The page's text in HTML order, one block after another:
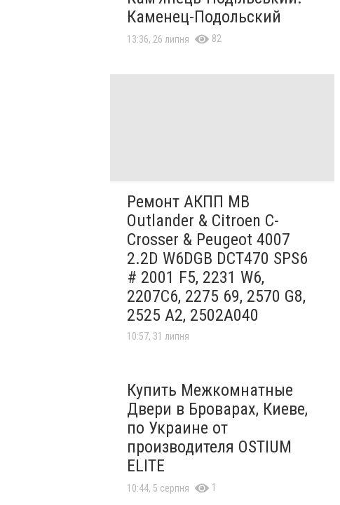
Каменец-Подольский
13:36, 26 липня 82
Ремонт АКПП MB
Outlander & Citroen C-
Crosser & Peugeot 4007
2.2D W6DGB DCT470 SPS6
# 2001 F5, 2231 W6,
2207C6, 2275 69, 2570 G8,
2525 A2, 2502A040
10:57, 31 липня
Купить Межкомнатные
Двери в Броварах, Киеве,
по Украине от
производителя OSTIUM
ELITE
10:44, 5 серпня 1